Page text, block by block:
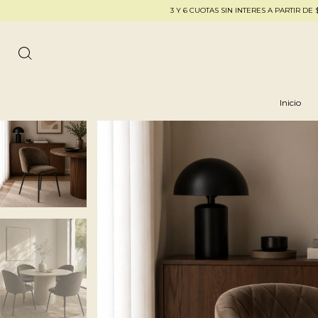
3 Y 6 CUOTAS SIN INTERES A PARTIR DE $250.000 -
Inicio